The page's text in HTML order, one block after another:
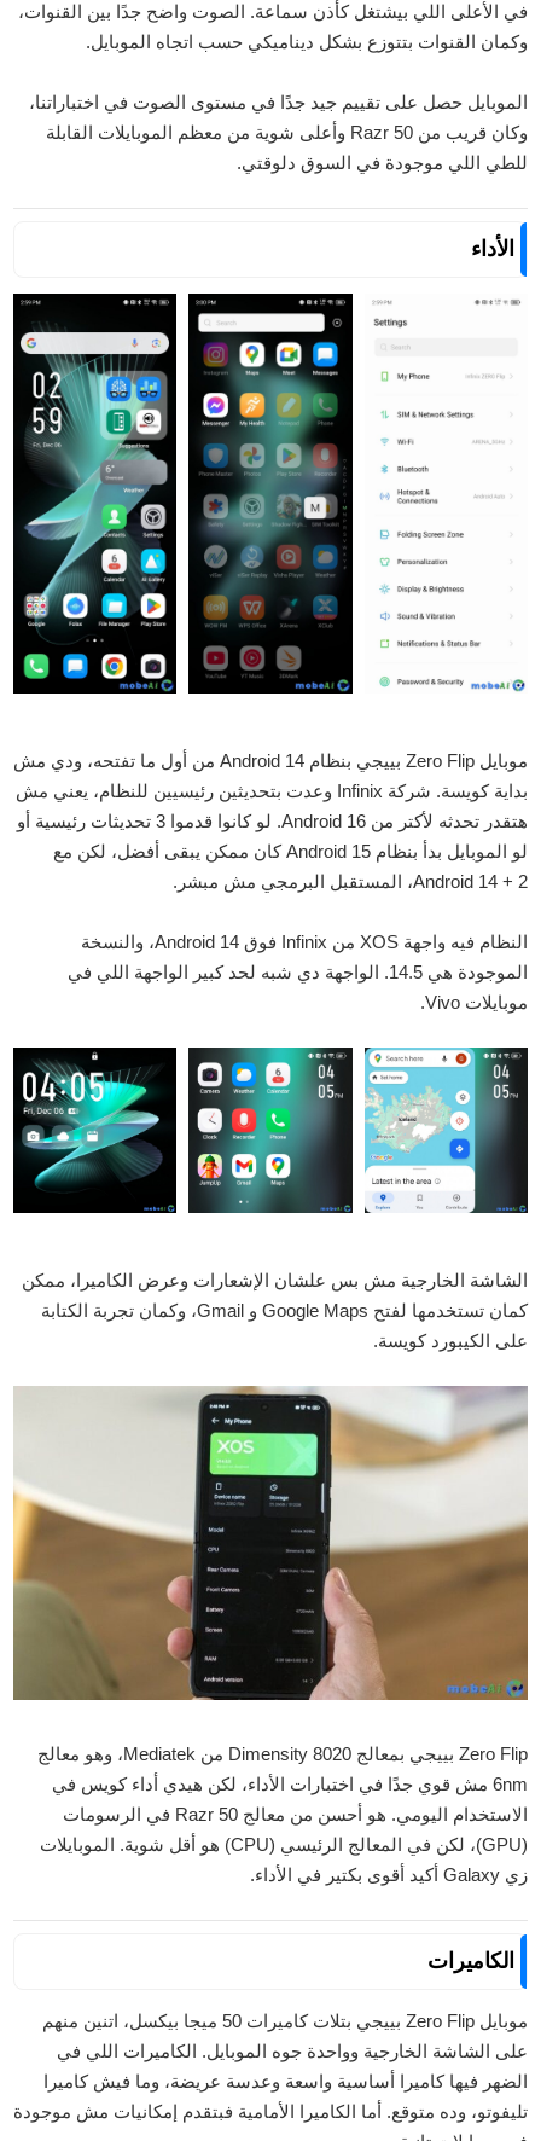
في الأعلى اللي بيشتغل كأذن سماعة. الصوت واضح جدًا بين القنوات،
وكمان القنوات بتتوزع بشكل ديناميكي حسب اتجاه الموبايل.
الموبايل حصل على تقييم جيد جدًا في مستوى الصوت في اختباراتنا،
وكان قريب من Razr 50 وأعلى شوية من معظم الموبايلات القابلة
للطي اللي موجودة في السوق دلوقتي.
الأداء
موبايل Zero Flip بييجي بنظام Android 14 من أول ما تفتحه، ودي مش
بداية كويسة. شركة Infinix وعدت بتحديثين رئيسيين للنظام، يعني مش
هتقدر تحدثه لأكتر من Android 16. لو كانوا قدموا 3 تحديثات رئيسية أو
لو الموبايل بدأ بنظام Android 15 كان ممكن يبقى أفضل، لكن مع
Android 14 + 2، المستقبل البرمجي مش مبشر.
النظام فيه واجهة XOS من Infinix فوق Android 14، والنسخة
الموجودة هي 14.5. الواجهة دي شبه لحد كبير الواجهة اللي في
موبايلات Vivo.
الشاشة الخارجية مش بس علشان الإشعارات وعرض الكاميرا، ممكن
كمان تستخدمها لفتح Google Maps و Gmail، وكمان تجربة الكتابة
على الكيبورد كويسة.
Zero Flip بييجي بمعالج Dimensity 8020 من Mediatek، وهو معالج
6nm مش قوي جدًا في اختبارات الأداء، لكن هيدي أداء كويس في
الاستخدام اليومي. هو أحسن من معالج Razr 50 في الرسومات
(GPU)، لكن في المعالج الرئيسي (CPU) هو أقل شوية. الموبايلات
زي Galaxy أكيد أقوى بكتير في الأداء.
الكاميرات
موبايل Zero Flip بييجي بتلات كاميرات 50 ميجا بيكسل، اتنين منهم
على الشاشة الخارجية وواحدة جوه الموبايل. الكاميرات اللي في
الضهر فيها كاميرا أساسية واسعة وعدسة عريضة، وما فيش كاميرا
تليفوتو، وده متوقع. أما الكاميرا الأمامية فبتقدم إمكانيات مش موجودة